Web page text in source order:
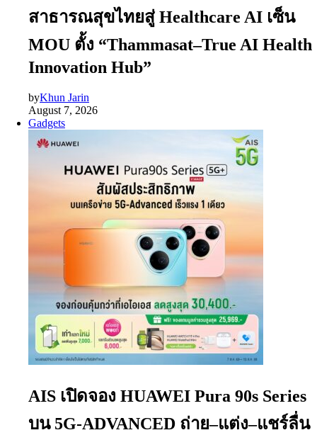
สาธารณสุขไทยสู่ Healthcare AI เซ็น
MOU ตั้ง “Thammasat–True AI Health
Innovation Hub”
byKhun Jarin
August 7, 2026
Gadgets
AIS เปิดจอง HUAWEI Pura 90s Series
บน 5G-ADVANCED ถ่าย–แต่ง–แชร์ลื่น